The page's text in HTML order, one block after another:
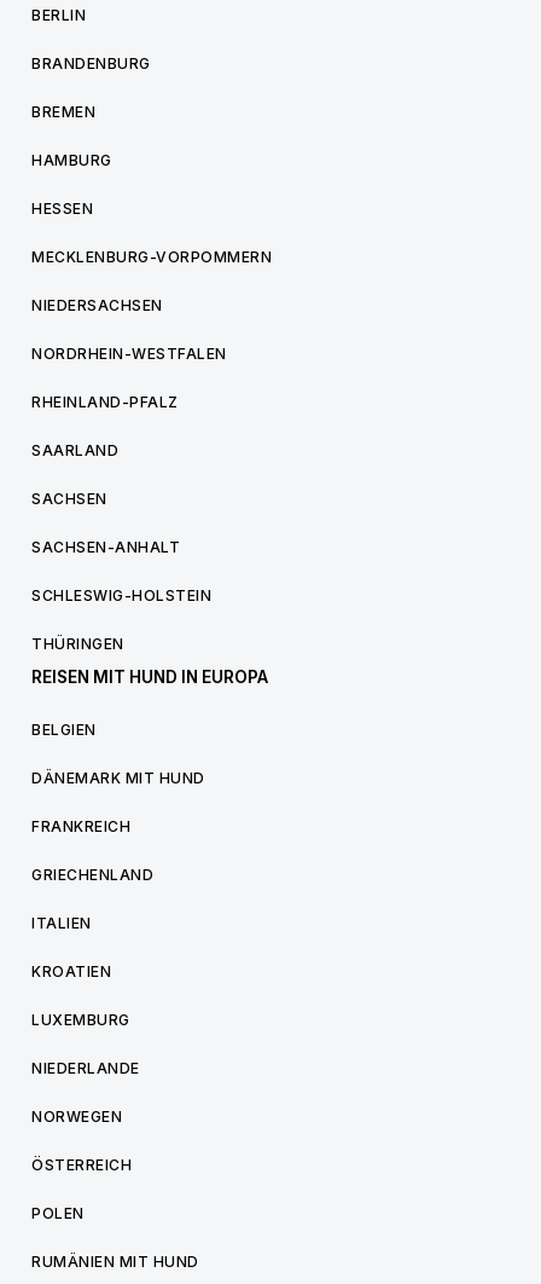
BERLIN
BRANDENBURG
BREMEN
HAMBURG
HESSEN
MECKLENBURG-VORPOMMERN
NIEDERSACHSEN
NORDRHEIN-WESTFALEN
RHEINLAND-PFALZ
SAARLAND
SACHSEN
SACHSEN-ANHALT
SCHLESWIG-HOLSTEIN
THÜRINGEN
REISEN MIT HUND IN EUROPA
BELGIEN
DÄNEMARK MIT HUND
FRANKREICH
GRIECHENLAND
ITALIEN
KROATIEN
LUXEMBURG
NIEDERLANDE
NORWEGEN
ÖSTERREICH
POLEN
RUMÄNIEN MIT HUND